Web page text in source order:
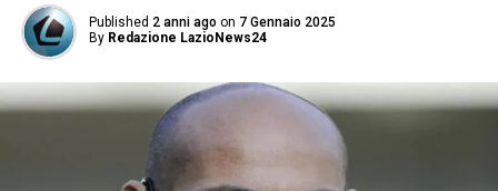
Published 2 anni ago on 7 Gennaio 2025
By Redazione LazioNews24